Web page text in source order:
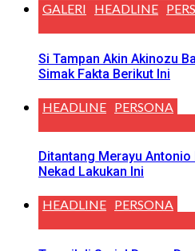
GALERI HEADLINE
Si Tampan Akin Akinozu
Simak Fakta Berikut Ini
HEADLINE PERSONA
Ditantang Merayu
Nekad Lakukan Ini
HEADLINE PERSONA